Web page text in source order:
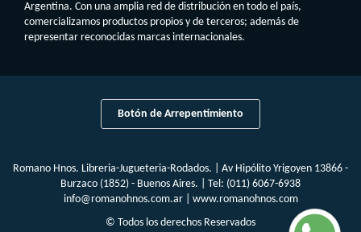
Argentina. Con una amplia red de distribución en todo el país,
comercializamos productos propios y de terceros; además de
representar reconocidas marcas internacionales.
Botón de Arrepentimiento
Romano Hnos. Libreria-Jugueteria-Rodados. | Av Hipólito Yrigoyen 13866 -
Burzaco (1852) - Buenos Aires. | Tel: (011) 6067-6938
info@romanohnos.com.ar| www.romanohnos.com
© Todos los derechos Reservados